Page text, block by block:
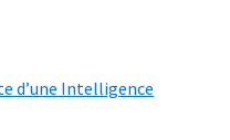
d’une Intelligence